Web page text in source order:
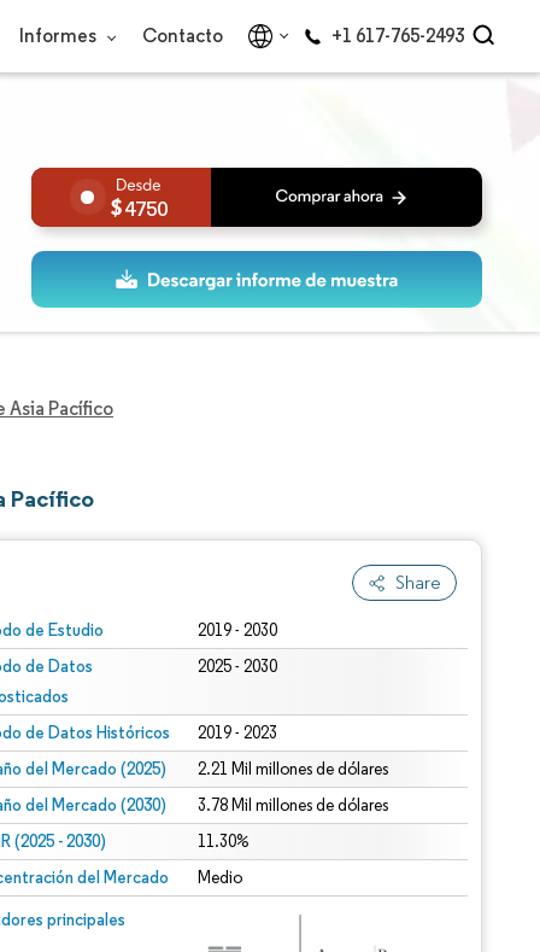
Informes Contacto +1 617-765-2493
4750
Asia Pacífico
Pacífico
Share
de Estudio 2019 - 2030
de Datos
2025 - 2030
de Datos Históricos 2019 - 2023
del Mercado (2025) 2.21 Mil millones de dólares
del Mercado (2030) 3.78 Mil millones de dólares
(2025 - 2030) 11.30%
del Mercado Medio
principales